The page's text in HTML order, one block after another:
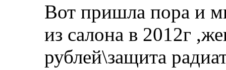
Вот пришла пора и
из салона в 2012г
рублей\защита